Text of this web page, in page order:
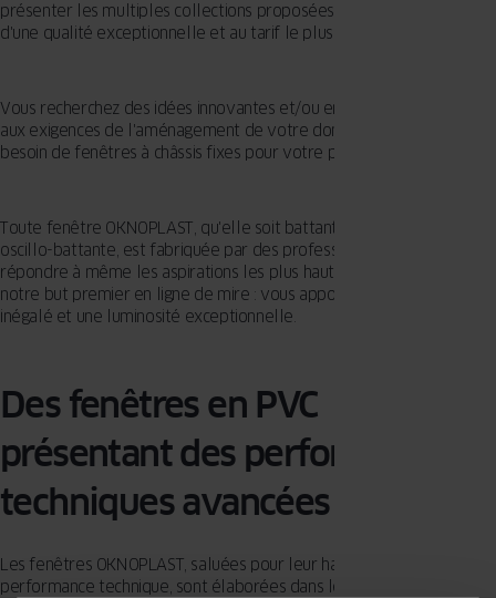
présenter les multiples collections proposées par OKNOPLAST,
d'une qualité exceptionnelle et au tarif le plus avantageux.
Vous recherchez des idées innovantes et/ou entièrement ajustées
aux exigences de l'aménagement de votre domicile ? Avez-vous
besoin de fenêtres à châssis fixes pour votre projet ?
Toute fenêtre OKNOPLAST, qu'elle soit battante, coulissante ou
oscillo-battante, est fabriquée par des professionnels afin de
répondre à même les aspirations les plus hautes. Toujours avec
notre but premier en ligne de mire : vous apporter un confort
inégalé et une luminosité exceptionnelle.
Des fenêtres en PVC
présentant des performances
techniques avancées
Les fenêtres OKNOPLAST, saluées pour leur haut niveau de
performance technique, sont élaborées dans le but de maximiser la